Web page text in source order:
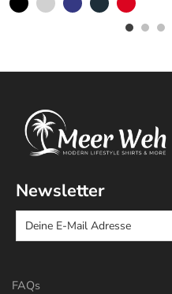
Newsletter
FAQs